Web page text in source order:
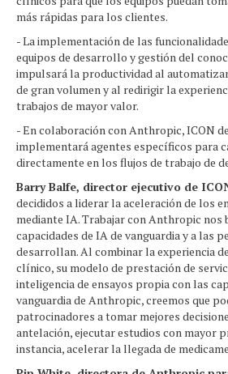
más rápidas para los clientes.
- La implementación de las
equipos de desarrollo y gestión del
impulsará la productividad al
de gran volumen y al redirigir la
trabajos de mayor valor.
- En colaboración con Anthropic, ICON
implementará agentes específicos para
directamente en los flujos de trabajo de
Barry Balfe, director ejecutivo de
decididos a liderar la aceleración de los
mediante IA. Trabajar con Anthropic nos
capacidades de IA de vanguardia y a las
desarrollan. Al combinar la experiencia
clínico, su modelo de prestación de
inteligencia de ensayos propia con las
vanguardia de Anthropic, creemos que
patrocinadores a tomar mejores
antelación, ejecutar estudios con mayor
instancia, acelerar la llegada de